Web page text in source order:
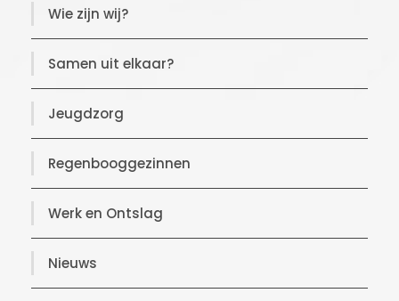
Wie zijn wij?
Samen uit elkaar?
Jeugdzorg
Regenbooggezinnen
Werk en Ontslag
Nieuws